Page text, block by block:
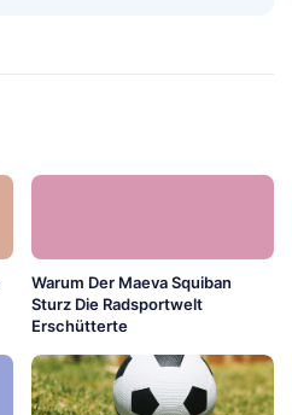
Warum Der Maeva Squiban
Sturz Die Radsportwelt
Erschütterte